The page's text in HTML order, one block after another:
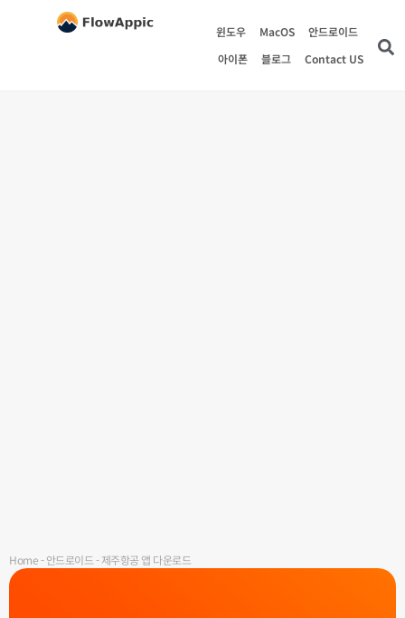
윈도우 MacOS
안드로이드
아이폰
블로그 Contact US
Home-안드로이드-제주항공 앱 다운로드